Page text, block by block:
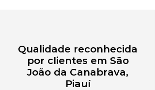
Qualidade reconhecida
por clientes em São
João da Canabrava,
Piauí